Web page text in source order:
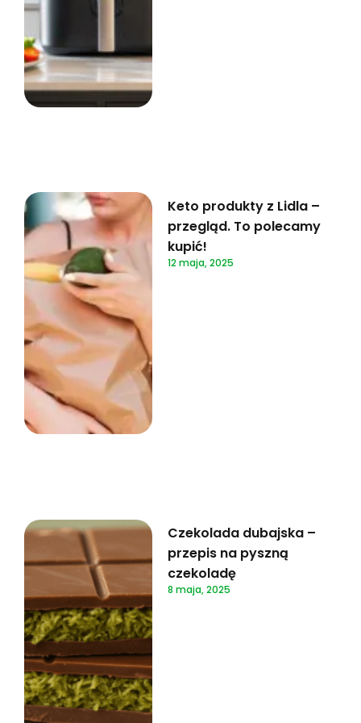
Keto produkty z Lidla –
przegląd. To polecamy
kupić!
12 maja, 2025
Czekolada dubajska –
przepis na pyszną
czekoladę
8 maja, 2025